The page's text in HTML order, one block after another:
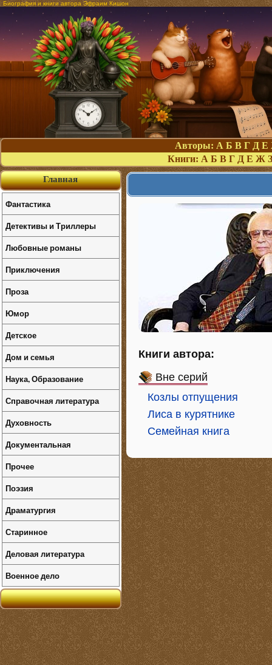
Биография и книги автора Эфраим Кишон
Авторы: А Б В Г Д Е
Книги: А Б В Г Д Е Ж З
Книги автора:
Вне серий
Козлы отпущения
Лиса в курятнике
Семейная книга
Главная
Фантастика
Детективы и Триллеры
Любовные романы
Приключения
Проза
Юмор
Детское
Дом и семья
Наука, Образование
Справочная литература
Духовность
Документальная
Прочее
Поэзия
Драматургия
Старинное
Деловая литература
Военное дело